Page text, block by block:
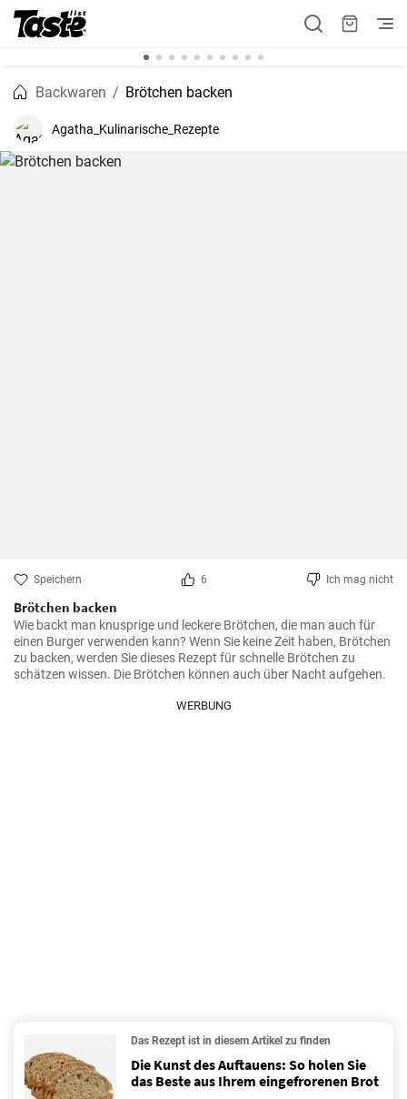
Backwaren Brötchen backen
Agatha_Kulinarische_Rezepte
Speichern 6 Ich mag nicht
Brötchen backen
Wie backt man knusprige und leckere Brötchen, die man auch für
einen Burger verwenden kann? Wenn Sie keine Zeit haben, Brötchen
zu backen, werden Sie dieses Rezept für schnelle Brötchen zu
schätzen wissen. Die Brötchen können auch über Nacht aufgehen.
WERBUNG
Das Rezept ist in diesem Artikel zu finden
Die Kunst des Auftauens: So holen Sie
das Beste aus Ihrem eingefrorenen Brot